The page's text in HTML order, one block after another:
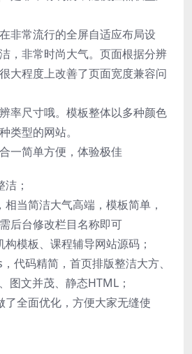
非常流行的全屏自适应布局设
，非常时尚大气。页面根据分辨
大程度上改善了页面宽度兼容问
率尺寸哦。模板整体以多种颜色
类型的网站。
一简单方便，体验极佳
；
当简洁大气高端，模板简单，
后台修改栏目名称即可
模板、课程辅导网站源码；
代码精简，首页排版整洁大方、
图文并茂、静态HTML；
了全面优化，方便大家无缝使